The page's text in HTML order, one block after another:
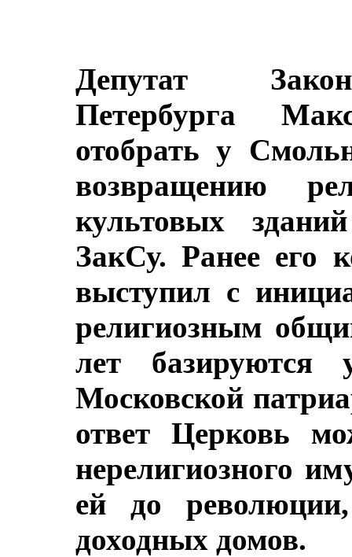
Депутат
Петербурга
отобрать у
возвращению
культовых
ЗакСу. Ранее его
выступил с
религиозным
лет базируются
Московской
ответ Церковь
нерелигиозного
ей до
доходных домов.